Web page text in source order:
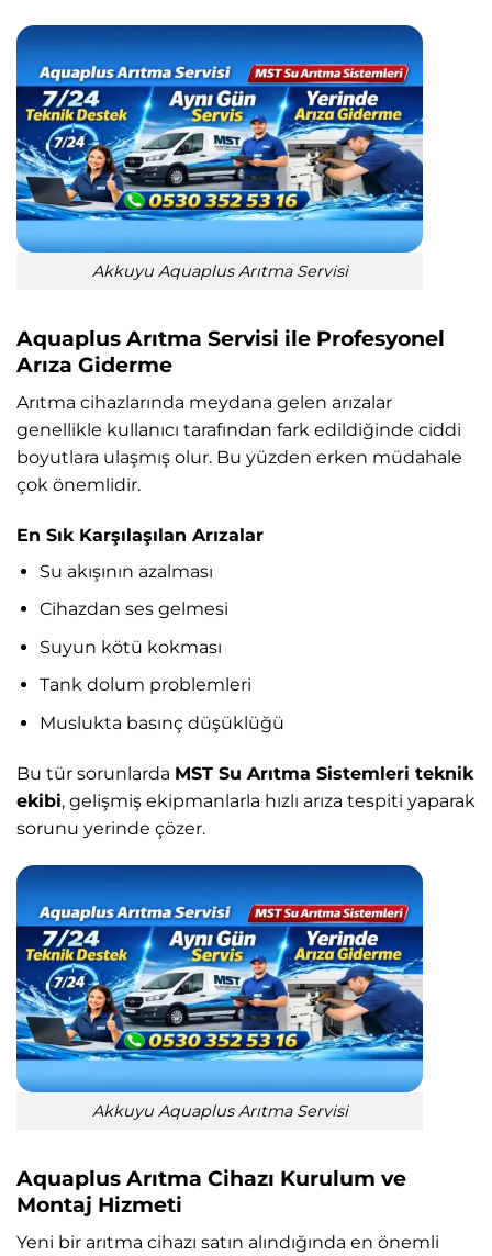
Akkuyu Aquaplus Arıtma Servisi
Aquaplus Arıtma Servisi ile Profesyonel
Arıza Giderme
Arıtma cihazlarında meydana gelen arızalar
genellikle kullanıcı tarafından fark edildiğinde ciddi
boyutlara ulaşmış olur. Bu yüzden erken müdahale
çok önemlidir.
En Sık Karşılaşılan Arızalar
Su akışının azalması
Cihazdan ses gelmesi
Suyun kötü kokması
Tank dolum problemleri
Muslukta basınç düşüklüğü
Bu tür sorunlarda MST Su Arıtma Sistemleri teknik
ekibi, gelişmiş ekipmanlarla hızlı arıza tespiti yaparak
sorunu yerinde çözer.
Akkuyu Aquaplus Arıtma Servisi
Aquaplus Arıtma Cihazı Kurulum ve
Montaj Hizmeti
Yeni bir arıtma cihazı satın alındığında en önemli